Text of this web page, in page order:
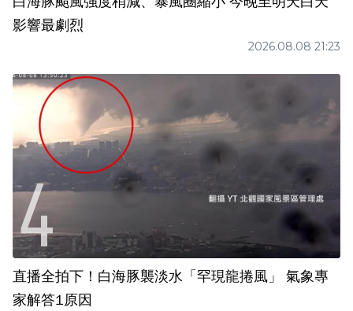
影響最劇烈
2026.08.08 21:23
直播全拍下！白海豚襲淡水「罕現龍捲風」 氣象專
家解答1原因